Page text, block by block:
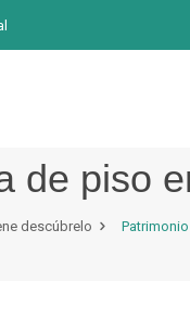
de piso
descúbrelo